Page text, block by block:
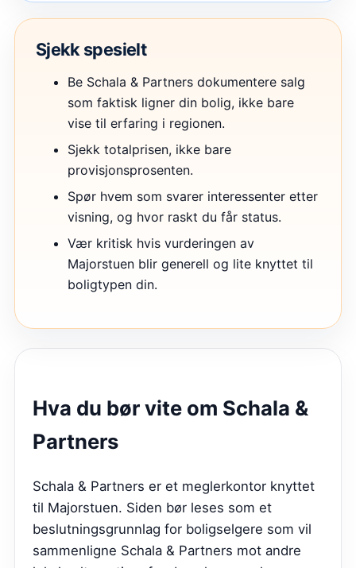
Sjekk spesielt
Be Schala & Partners dokumentere salg
som faktisk ligner din bolig, ikke bare
vise til erfaring i regionen.
Sjekk totalprisen, ikke bare
provisjonsprosenten.
Spør hvem som svarer interessenter etter
visning, og hvor raskt du får status.
Vær kritisk hvis vurderingen av
Majorstuen blir generell og lite knyttet til
boligtypen din.
Hva du bør vite om Schala &
Partners
Schala & Partners er et meglerkontor knyttet
til Majorstuen. Siden bør leses som et
beslutningsgrunnlag for boligselgere som vil
sammenligne Schala & Partners mot andre